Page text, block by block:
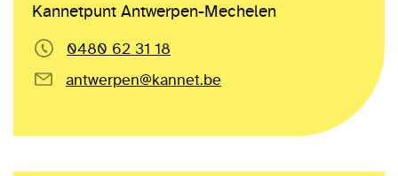
Kannetpunt Antwerpen-Mechelen
0480 62 31 18
antwerpen@kannet.be